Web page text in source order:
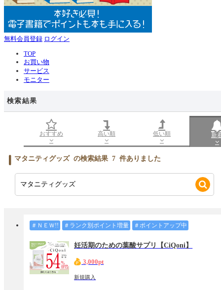
無料会員登録 ログイン
TOP
お買い物
サービス
モニター
検索結果
おすすめ 高い順 低い順 新
マタニティグッズ の検索結果 7 件ありました
＃ＮＥＷ!! ＃ランク別ポイント増量 ＃ポイントアップ中
妊活期のための葉酸サプリ【CiQoni】
3,000pt
新規購入